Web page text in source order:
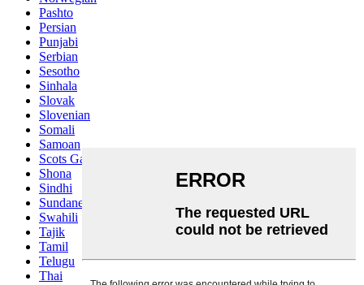
Pashto
Persian
Punjabi
Serbian
Sesotho
Sinhala
Slovak
Slovenian
Somali
Samoan
Scots Gaelic
Shona
Sindhi
Sundanese
Swahili
Tajik
Tamil
Telugu
Thai